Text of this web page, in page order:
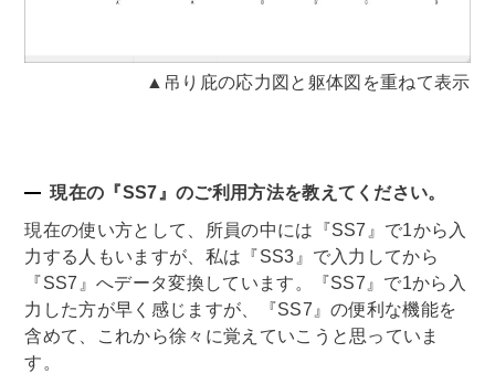
▲吊り庇の応力図と躯体図を重ねて表示
現在の『SS7』のご利用方法を教えてください。
現在の使い方として、所員の中には『SS7』で1から入
力する人もいますが、私は『SS3』で入力してから
『SS7』へデータ変換しています。『SS7』で1から入
力した方が早く感じますが、『SS7』の便利な機能を
含めて、これから徐々に覚えていこうと思っていま
す。